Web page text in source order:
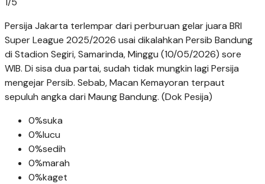
Persija Jakarta terlempar dari perburuan gelar juara BRI
Super League 2025/2026 usai dikalahkan Persib Bandung
di Stadion Segiri, Samarinda, Minggu (10/05/2026) sore
WIB. Di sisa dua partai, sudah tidak mungkin lagi Persija
mengejar Persib. Sebab, Macan Kemayoran terpaut
sepuluh angka dari Maung Bandung. (Dok Pesija)
0%suka
0%lucu
0%sedih
0%marah
0%kaget